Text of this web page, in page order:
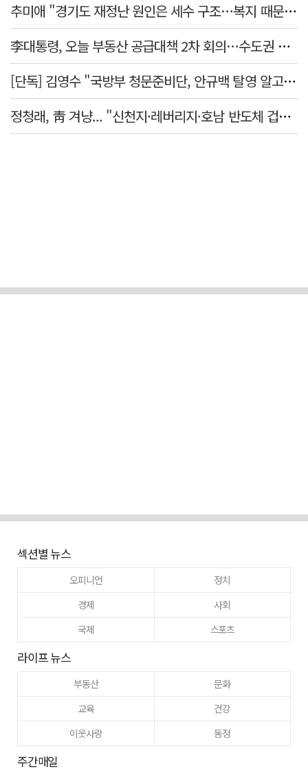
추미애 "경기도 재정난 원인은 세수 구조…복지 때문 아냐"
李대통령, 오늘 부동산 공급대책 2차 회의…수도권 공급안 논의
[단독] 김영수 "국방부 청문준비단, 안규백 탈영 알고있었다"
정청래, 靑 겨냥... "신천지·레버리지·호남 반도체 겁박 사과하라"
섹션별 뉴스
오피니언
정치
경제
사회
국제
스포츠
라이프 뉴스
부동산
문화
교육
건강
이웃사랑
동정
주간매일